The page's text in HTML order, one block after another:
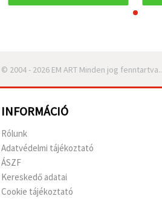
© 2004 - 2026 EM ART Minden jog fenntartva..
INFORMÁCIÓ
Rólunk
Adatvédelmi tájékoztató
ÁSZF
Kereskedő adatai
Cookie tájékoztató